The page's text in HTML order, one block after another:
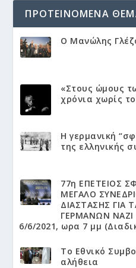
ΠΡΟΤΕΙΝΌΜΕΝΑ
Ο Μανώλης
«Στους ώμους
χρόνια χωρίς
Η γερμανική
της ελληνικής
77η ΕΠΕΤΕΙΟΣ
ΜΕΓΑΛΟ
ΔΙΑΣΤΑΣΗΣ ΓΙΑ
ΓΕΡΜΑΝΩΝ ΝΑΖΙ
6/6/2021, ωρα 7 μμ
Το Εθνικό
αλήθεια